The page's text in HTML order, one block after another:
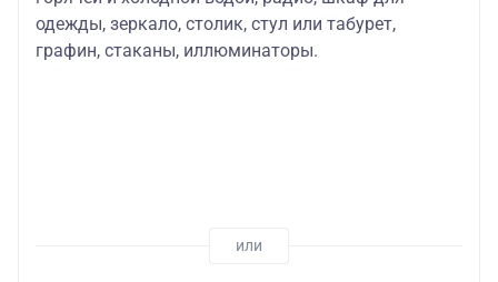
одежды, зеркало, столик, стул или табурет,
графин, стаканы, иллюминаторы.